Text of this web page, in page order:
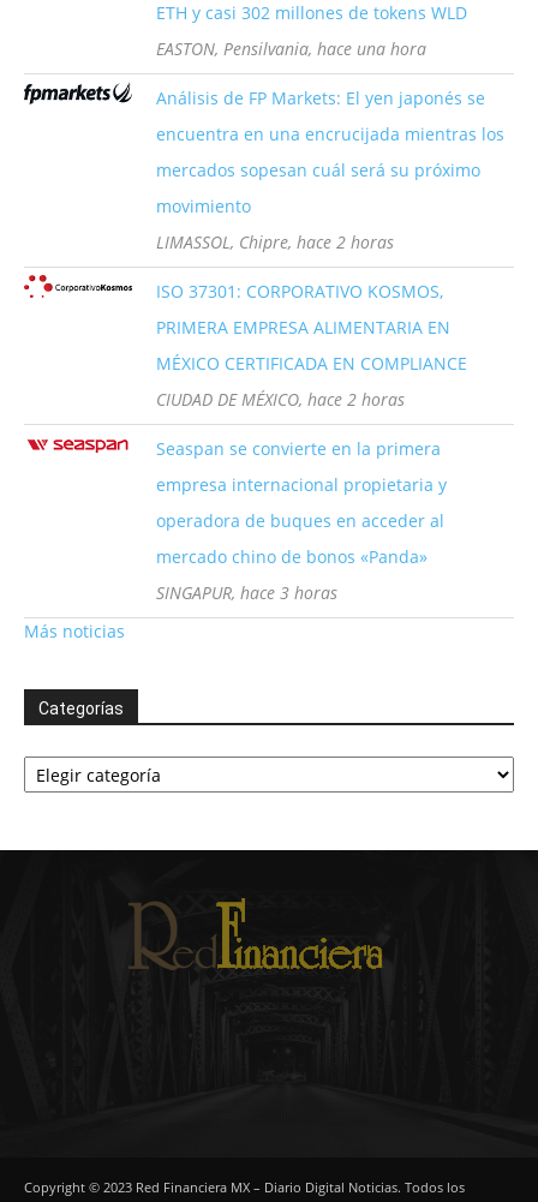
ETH y casi 302 millones de tokens WLD
EASTON, Pensilvania, hace una hora
Análisis de FP Markets: El yen japonés se
encuentra en una encrucijada mientras los
mercados sopesan cuál será su próximo
movimiento
LIMASSOL, Chipre, hace 2 horas
ISO 37301: CORPORATIVO KOSMOS,
PRIMERA EMPRESA ALIMENTARIA EN
MÉXICO CERTIFICADA EN COMPLIANCE
CIUDAD DE MÉXICO, hace 2 horas
Seaspan se convierte en la primera
empresa internacional propietaria y
operadora de buques en acceder al
mercado chino de bonos «Panda»
SINGAPUR, hace 3 horas
Más noticias
Categorías
Categorías
Copyright © 2023 Red Financiera MX – Diario Digital Noticias. Todos los